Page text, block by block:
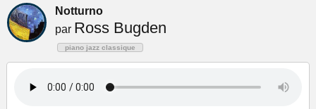
Notturno
par Ross Bugden
piano jazz classique